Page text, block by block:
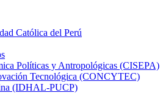
Católica del Perú
Políticas y Antropológicas (CISEPA)
Tecnológica (CONCYTEC)
(IDHAL-PUCP)